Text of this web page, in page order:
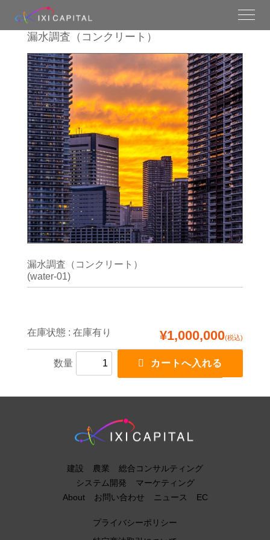
漏水調査（コンクリート）
漏水調査（コンクリート）
(water-01)
在庫状態 : 在庫有り ¥1,000,000(税込)
数量
建設 農業
総合コンサルティング
システム開発
マーケティング
About
お問い合わせ ニュース EC
プライバシーポリシー